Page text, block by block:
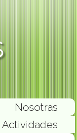
Nosotras
Actividades